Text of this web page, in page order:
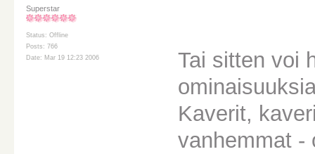
Superstar
Status: Offline
Posts: 766
Date: Mar 19 12:23 2006
Tai sitten voi
Kaverit,
vanhemmat -